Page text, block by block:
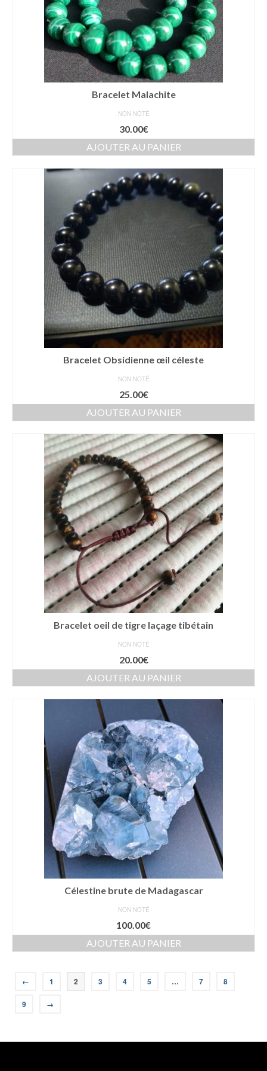
Bracelet Malachite
NON NOTÉ
30.00€
AJOUTER AU PANIER
Bracelet Obsidienne œil céleste
NON NOTÉ
25.00€
AJOUTER AU PANIER
Bracelet oeil de tigre laçage tibétain
NON NOTÉ
20.00€
AJOUTER AU PANIER
Célestine brute de Madagascar
NON NOTÉ
100.00€
AJOUTER AU PANIER
← 1 2 3 4 5 … 7 8
9 →